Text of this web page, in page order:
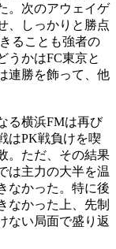
。次のアウェイゲ
、しっかりと勝点
ることも強者の
うかはFC東京と
連勝を飾って、他
る横浜FMは再び
はPK戦負けを喫
。ただ、その結果
は主力の大半を温
なかった。特に後
なかった上、先制
ない局面で盛り返